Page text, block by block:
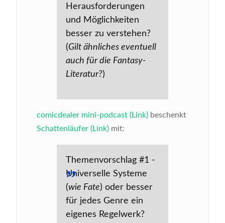
Herausforderungen
und Möglichkeiten
besser zu verstehen?
(Gilt ähnliches eventuell
auch für die Fantasy-
Literatur?)
comicdealer mini-podcast (Link) beschenkt
Schattenläufer (Link) mit:
Themenvorschlag #1 -
Universelle Systeme
(wie Fate) oder besser
für jedes Genre ein
eigenes Regelwerk?